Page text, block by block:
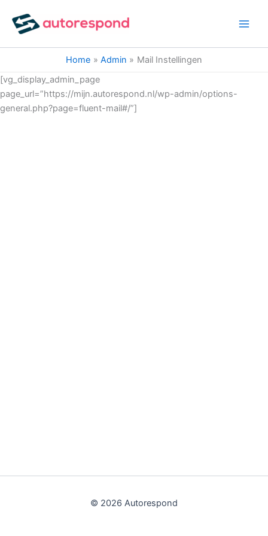
naar
inhoud
Home
Admin
Mail Instellingen
[vg_display_admin_page
page_url=”https://mijn.autorespond.nl/wp-admin/options-
general.php?page=fluent-mail#/”]
© 2026 Autorespond